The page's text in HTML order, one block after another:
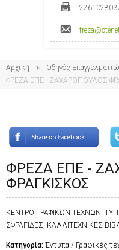
Αρχική Οδηγός
ΦΡΕΖΑ ΕΠΕ - ΖΑΧΑΡΟΠΟΥΛΟΣ
ΦΡΕΖΑ ΕΠΕ -
ΦΡΑΓΚΙΣΚΟΣ
ΚΕΝΤΡΟ ΓΡΑΦΙΚΩΝ ΤΕΧΝΩΝ,
ΣΦΡΑΓΙΔΕΣ, ΚΑΛΛΙΤΕΧΝΙΚΕΣ
Κατηγορία: Έντυπα / Γραφικές